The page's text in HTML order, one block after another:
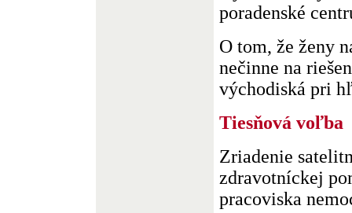
poradenské
O tom, že ženy
nečinne na
východiská pri
Tiesňová voľba
Zriadenie
zdravotníckej
pracoviska